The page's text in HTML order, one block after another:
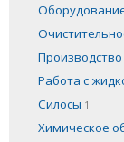
Работа с
Силосы 1
Химическое